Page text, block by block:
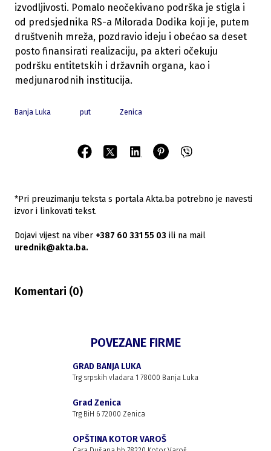
izvodljivosti. Pomalo neočekivano podrška je stigla i
od predsjednika RS-a Milorada Dodika koji je, putem
društvenih mreža, pozdravio ideju i obećao sa deset
posto finansirati realizaciju, pa akteri očekuju
podršku entitetskih i državnih organa, kao i
medjunarodnih institucija.
Banja Luka put Zenica
*Pri preuzimanju teksta s portala Akta.ba potrebno je navesti
izvor i linkovati tekst.
Dojavi vijest na viber +387 60 331 55 03 ili na mail
urednik@akta.ba.
Komentari (0)
POVEZANE FIRME
GRAD BANJA LUKA
Trg srpskih vladara 1 78000 Banja Luka
Grad Zenica
Trg BiH 6 72000 Zenica
OPŠTINA KOTOR VAROŠ